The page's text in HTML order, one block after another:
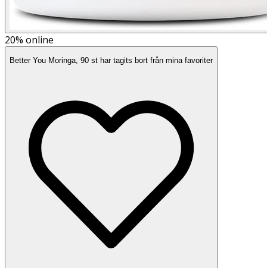
20% online
Better You Moringa, 90 st har tagits bort från mina favoriter